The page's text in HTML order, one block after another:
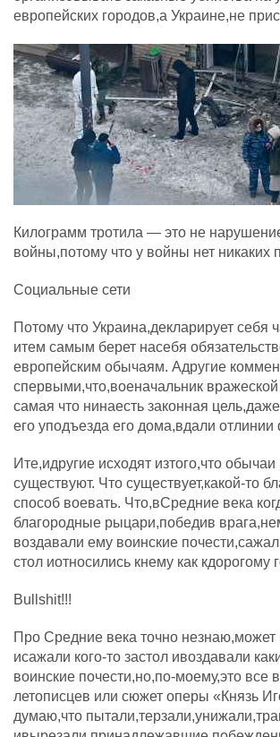
европейских городов,а Украине,не
Килограмм тротила — это не
войны,потому что у войны нет никаких
Социальные сети
Потому что Украина,декларирует себя
итем самым берет насебя
европейским обычаям. Адругие
спервыми,что,военачальник
самая что нинаесть законная
его уподъезда его дома,вдали отлинии
Ите,идругие исходят изтого,что
существуют. Что существует,какой-то
способ воевать. Что,вСредние века
благородные рыцари,победив
воздавали ему воинские
стол иотносились кнему как кдорогому
Bullshit!!!
Про Средние века точно незнаю,может
исажали кого-то застол ивоздавали
воинские почести,но,по-моему,это все
летописцев или сюжет оперы «Князь
думаю,что